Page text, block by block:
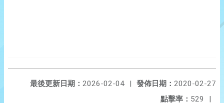
發佈日期： 2020-02-27
最後更新日期： 2026-02-04
|
點擊率： 529 |